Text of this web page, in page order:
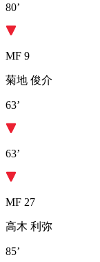
80’
MF 9
菊地 俊介
63’
63’
MF 27
高木 利弥
85’